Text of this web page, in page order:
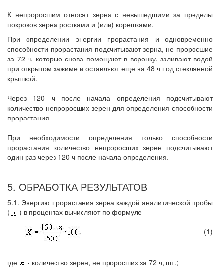
К непроросшим относят зерна с невышедшими за пределы
покровов зерна ростками и (или) корешками.
При определении энергии прорастания и одновременно
способности прорастания подсчитывают зерна, не проросшие
за 72 ч, которые снова помещают в воронку, заливают водой
при открытом зажиме и оставляют еще на 48 ч под стеклянной
крышкой.
Через 120 ч после начала определения подсчитывают
количество непроросших зерен для определения способности
прорастания.
При необходимости определения только способности
прорастания количество непроросших зерен подсчитывают
один раз через 120 ч после начала определения.
5. ОБРАБОТКА РЕЗУЛЬТАТОВ
5.1. Энергию прорастания зерна каждой аналитической пробы
(
) в процентах вычисляют по формуле
,
(1)
где
- количество зерен, не проросших за 72 ч, шт.;